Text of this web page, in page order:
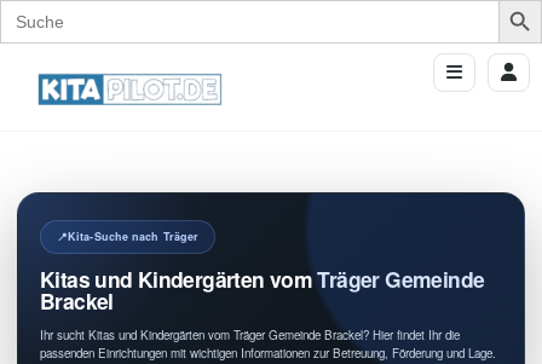
Search
for:
Kita-Suche nach Träger
Kitas und Kindergärten vom Träger Gemeinde
Brackel
Ihr sucht Kitas und Kindergärten vom Träger Gemeinde Brackel? Hier findet Ihr die
passenden Einrichtungen mit wichtigen Informationen zur Betreuung, Förderung und Lage.